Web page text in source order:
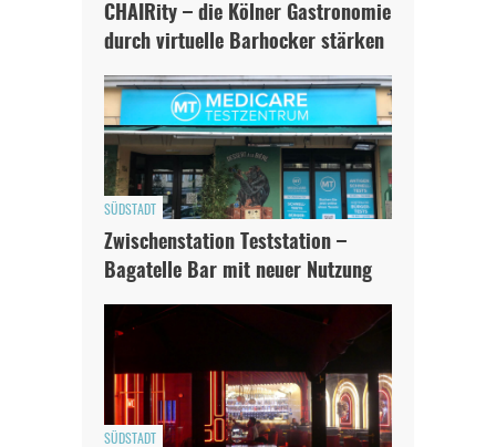
CHAIRity – die Kölner Gastronomie
durch virtuelle Barhocker stärken
SÜDSTADT
Zwischenstation Teststation –
Bagatelle Bar mit neuer Nutzung
SÜDSTADT